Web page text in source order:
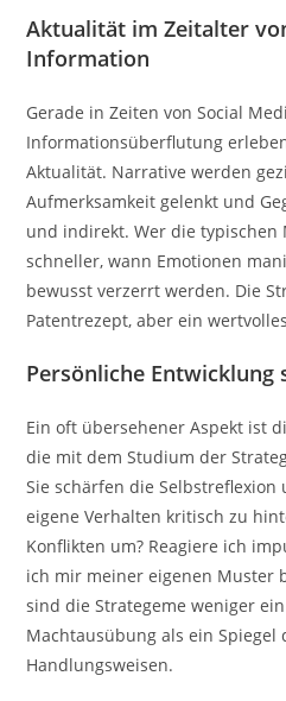
Aktualität im Zeitalter
Information
Gerade in Zeiten von Social
Informationsüberflutung
Aktualität. Narrative werden
Aufmerksamkeit gelenkt und
und indirekt. Wer die typischen
schneller, wann Emotionen
bewusst verzerrt werden. Die
Patentrezept, aber ein
Persönliche
Ein oft übersehener Aspekt ist
die mit dem Studium der
Sie schärfen die Selbstreflexion
eigene Verhalten kritisch zu
Konflikten um? Reagiere ich
ich mir meiner eigenen Muster
sind die Strategeme weniger
Machtausübung als ein Spiegel
Handlungsweisen.